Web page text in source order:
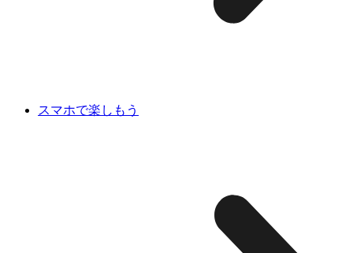
スマホで楽しもう